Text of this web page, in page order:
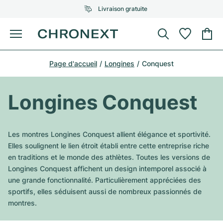
Livraison gratuite
Menu
Acheter une montre
UNE SÉLECTION D'EXCEPTION
Tous les modèles Rolex
Modèles les plus vendus
Air-King
Omega
Tous les modèles Omega
Modèles les plus vendus
Patek Philippe
Tous les modèles Patek Philippe
Audemars Piguet
Cartier
Breitling
Montres d'occasion
Bijoux
UNE SÉLECTION D'EXCEPTION
Tiffany
Louis Vuitton
Gebauer & Gebauer
Van Cleef & Arpels
Nouveautés
Sale
Page d'accueil Longines Conquest
Longines Conquest
Les montres Longines Conquest allient élégance et sportivité.
Elles soulignent le lien étroit établi entre cette entreprise riche
en traditions et le monde des athlètes. Toutes les versions de
Longines Conquest affichent un design intemporel associé à
une grande fonctionnalité. Particulièrement appréciées des
sportifs, elles séduisent aussi de nombreux passionnés de
montres.